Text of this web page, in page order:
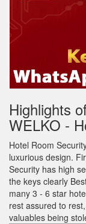
Highlights
WELKO -
Hotel Room
luxurious design.
Security has high
the keys clearly
many 3 - 6 star
rest assured to
valuables being